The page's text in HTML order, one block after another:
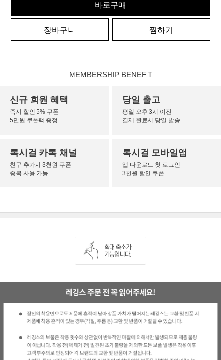
바로구매
장바구니 찜하기
MEMBERSHIP BENEFIT
신규 회원 혜택
즉시 할인 5% 쿠폰
5만원 쿠폰팩 증정
당일 출고
평일 오후 3시 이전
결제 완료시 당일 발송
록시걸 카톡 채널
친구 추가시 3천원 쿠폰
중복 사용 가능
록시걸 모바일앱
앱 다운로드 첫 로그인
3천원 할인 쿠폰